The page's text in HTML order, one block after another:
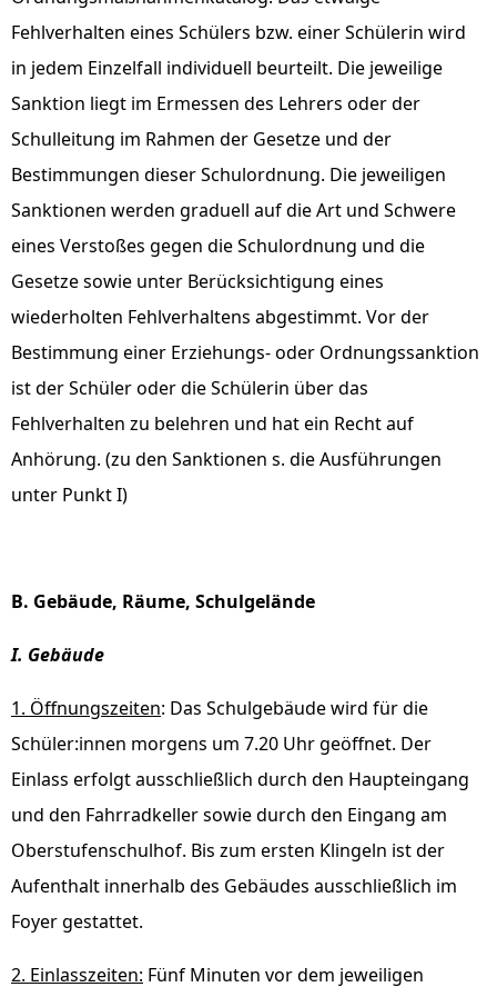
Fehlverhalten eines Schülers bzw. einer Schülerin wird
in jedem Einzelfall individuell beurteilt. Die jeweilige
Sanktion liegt im Ermessen des Lehrers oder der
Schulleitung im Rahmen der Gesetze und der
Bestimmungen dieser Schulordnung. Die jeweiligen
Sanktionen werden graduell auf die Art und Schwere
eines Verstoßes gegen die Schulordnung und die
Gesetze sowie unter Berücksichtigung eines
wiederholten Fehlverhaltens abgestimmt. Vor der
Bestimmung einer Erziehungs- oder Ordnungssanktion
ist der Schüler oder die Schülerin über das
Fehlverhalten zu belehren und hat ein Recht auf
Anhörung. (zu den Sanktionen s. die Ausführungen
unter Punkt I)
B. Gebäude, Räume, Schulgelände
I. Gebäude
1. Öffnungszeiten: Das Schulgebäude wird für die
Schüler:innen morgens um 7.20 Uhr geöffnet. Der
Einlass erfolgt ausschließlich durch den Haupteingang
und den Fahrradkeller sowie durch den Eingang am
Oberstufenschulhof. Bis zum ersten Klingeln ist der
Aufenthalt innerhalb des Gebäudes ausschließlich im
Foyer gestattet.
2. Einlasszeiten: Fünf Minuten vor dem jeweiligen